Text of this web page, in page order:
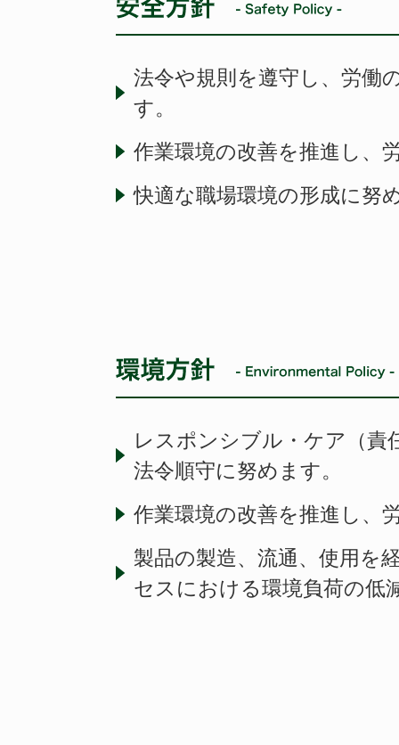
法令や規則を遵守し、労働
す。
作業環境の改善を推進し、
快適な職場環境の形成に努
レスポンシブル・ケア（責
法令順守に努めます。
作業環境の改善を推進し、
製品の製造、流通、使用を
セスにおける環境負荷の低